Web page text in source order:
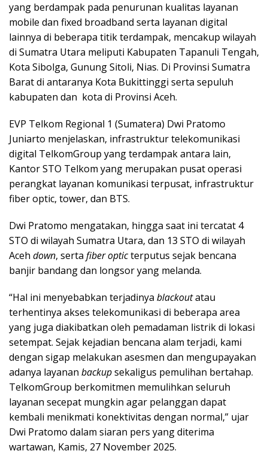
yang berdampak pada penurunan kualitas layanan
mobile dan fixed broadband serta layanan digital
lainnya di beberapa titik terdampak, mencakup wilayah
di Sumatra Utara meliputi Kabupaten Tapanuli Tengah,
Kota Sibolga, Gunung Sitoli, Nias. Di Provinsi Sumatra
Barat di antaranya Kota Bukittinggi serta sepuluh
kabupaten dan kota di Provinsi Aceh.
EVP Telkom Regional 1 (Sumatera) Dwi Pratomo
Juniarto menjelaskan, infrastruktur telekomunikasi
digital TelkomGroup yang terdampak antara lain,
Kantor STO Telkom yang merupakan pusat operasi
perangkat layanan komunikasi terpusat, infrastruktur
fiber optic, tower, dan BTS.
Dwi Pratomo mengatakan, hingga saat ini tercatat 4
STO di wilayah Sumatra Utara, dan 13 STO di wilayah
Aceh down, serta fiber opticterputus sejak bencana
banjir bandang dan longsor yang melanda.
“Hal ini menyebabkan terjadinya blackoutatau
terhentinya akses telekomunikasi di beberapa area
yang juga diakibatkan oleh pemadaman listrik di lokasi
setempat. Sejak kejadian bencana alam terjadi, kami
dengan sigap melakukan asesmen dan mengupayakan
adanya layanan backupsekaligus pemulihan bertahap.
TelkomGroup berkomitmen memulihkan seluruh
layanan secepat mungkin agar pelanggan dapat
kembali menikmati konektivitas dengan normal,” ujar
Dwi Pratomo dalam siaran pers yang diterima
wartawan, Kamis, 27 November 2025.